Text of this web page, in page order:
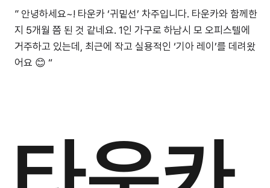
” 안녕하세요~! 타운카 ‘귀밑선’ 차주입니다. 타운카와 함께한
지 5개월 쯤 된 것 같네요. 1인 가구로 하남시 모 오피스텔에
거주하고 있는데, 최근에 작고 실용적인 ‘기아 레이’를 데려왔
어요 😊 “